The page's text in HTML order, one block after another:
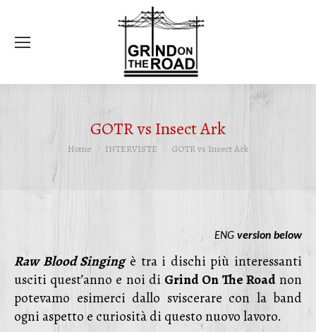
GOTR vs Insect Ark
Tu sei qui:
Home INTERVISTE GOTR vs Insect Ark
ENG version below
Raw Blood Singingè tra i dischi più interessanti
usciti quest’anno e noi di Grind On The Roadnon
potevamo esimerci dallo sviscerare con la band
ogni aspetto e curiosità di questo nuovo lavoro.